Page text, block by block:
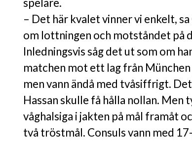
spelare.
– Det här kvalet vinner vi enkelt,
om lottningen och motståndet på
Inledningsvis såg det ut som om
matchen mot ett lag från
men vann ändå med tvåsiffrigt.
Hassan skulle få hålla nollan. Men
våghalsiga i jakten på mål framåt
två tröstmål. Consuls vann med